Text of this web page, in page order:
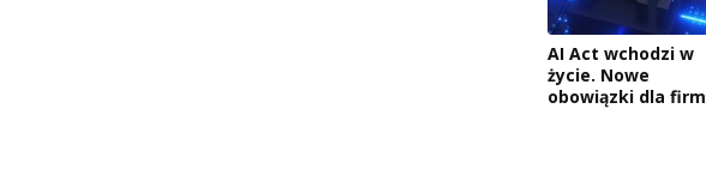
AI Act wchodzi w
życie. Nowe
obowiązki dla firm